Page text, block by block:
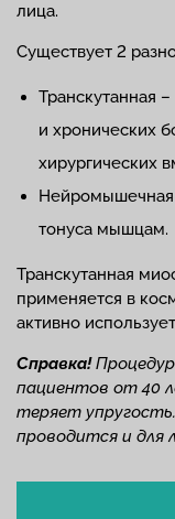
лица.
Существует 2
Транскутанная
и хронических
хирургических
Нейромышечная
тонуса мышцам.
Транскутанная
применяется в
активно
Справка!
пациентов от 40
теряет
проводится и для